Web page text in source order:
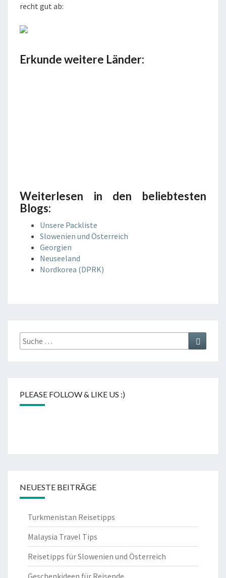
recht gut ab:
Erkunde weitere Länder:
Weiterlesen in den beliebtesten
Blogs:
Unsere Packliste
Slowenien und Österreich
Georgien
Neuseeland
Nordkorea (DPRK)
Suche
nach:
Suchen
PLEASE FOLLOW & LIKE US :)
NEUESTE BEITRÄGE
Turkmenistan Reisetipps
Malaysia Travel Tips
Reisetipps für Slowenien und Österreich